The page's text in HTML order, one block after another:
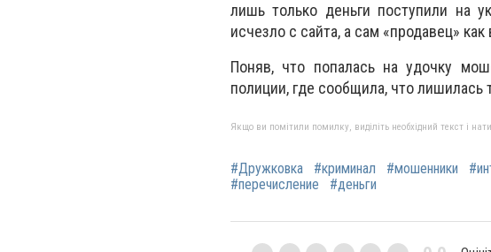
лишь только деньги поступили на
исчезло с сайта, а сам «продавец»
Поняв, что попалась на удочку
полиции, где сообщила, что лишилась
Якщо ви помітили помилку, виділіть необхідний текст і
#Дружковка #криминал #мошенники
#перечисление
#деньги